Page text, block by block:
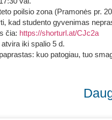
poilsio zona (Pramonės pr.
kad studento gyvenimas
čia: https://shorturl.at/CJc2a
iki spalio 5 d.
kuo patogiau, tuo